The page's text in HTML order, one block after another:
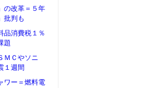
の改革＝５年
批判も
品消費税１％
題
ＭＣやソニ
１週間
ワー＝燃料電